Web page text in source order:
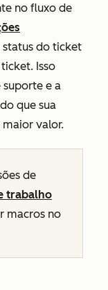
no fluxo de
do ticket
Isso
suporte e a
que sua
maior valor.
de
trabalho
macros no